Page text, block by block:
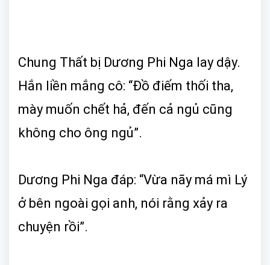
Chung Thất bị Dương Phi Nga lay dậy.
Hắn liền mắng cô: “Đồ điếm thối tha,
mày muốn chết hả, đến cả ngủ cũng
không cho ông ngủ”.
Dương Phi Nga đáp: “Vừa nãy má mì Lý
ở bên ngoài gọi anh, nói rằng xảy ra
chuyện rồi”.